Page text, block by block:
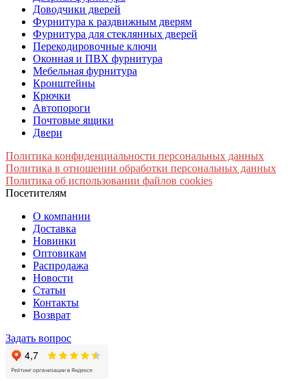
Доводчики дверей
Фурнитура к раздвижным дверям
Фурнитура для стеклянных дверей
Перекодировочные ключи
Оконная и ПВХ фурнитура
Мебельная фурнитура
Кронштейны
Крючки
Автопороги
Почтовые ящики
Двери
Политика конфиденциальности персональных данных
Политика в отношении обработки персональных данных
Политика об использовании файлов cookies
Посетителям
О компании
Доставка
Новинки
Оптовикам
Распродажа
Новости
Статьи
Контакты
Возврат
Задать вопрос